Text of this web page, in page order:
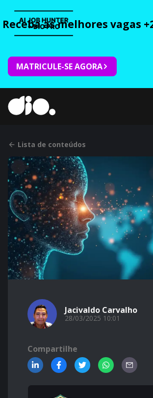
Receba as melhores vagas
MATRICULE-SE AGORA
Lista de conteúdos
Jacivaldo Carvalho
28/03/2025 10:01
Compartilhe